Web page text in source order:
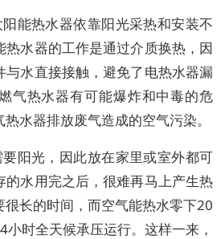
能热水器依靠阳光采热和安装不
水器的工作是通过介质换热，因
与水直接接触，避免了电热水器漏
气热水器有可能爆炸和中毒的危
水器排放废气造成的空气污染。
阳光，因此放在家里或室外都可
的水用完之后，很难再马上产生热
长的时间，而空气能热水零下20
时全天候承压运行。这样一来，